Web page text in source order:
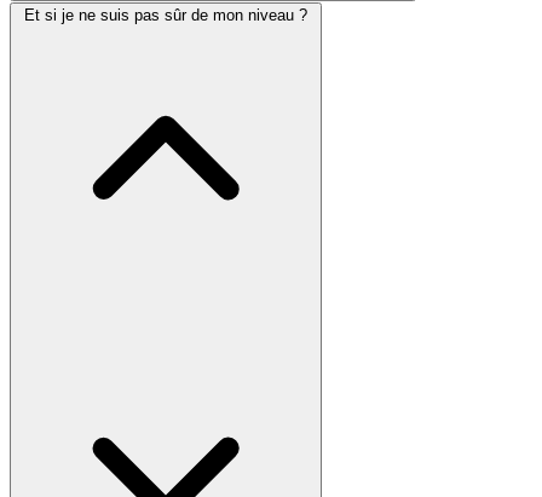
Et si je ne suis pas sûr de mon niveau ?